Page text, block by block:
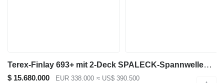
Terex-Finlay 693+ mit 2-Deck SPALECK-Spannwellen-Siebkasten
$ 15.680.000 EUR 338.000 ≈ US$ 390.500